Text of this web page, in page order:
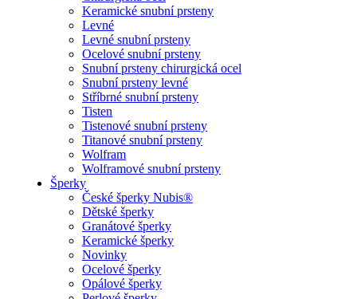
Keramické snubní prsteny
Levné
Levné snubní prsteny
Ocelové snubní prsteny
Snubní prsteny chirurgická ocel
Snubní prsteny levné
Stříbrné snubní prsteny
Tisten
Tistenové snubní prsteny
Titanové snubní prsteny
Wolfram
Wolframové snubní prsteny
Šperky
České šperky Nubis®
Dětské šperky
Granátové šperky
Keramické šperky
Novinky
Ocelové šperky
Opálové šperky